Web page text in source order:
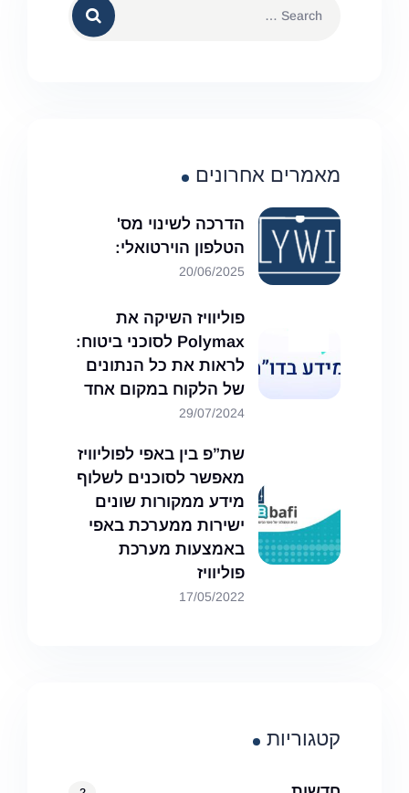
מאמרים אחרונים
הדרכה לשינוי מס'
הטלפון הוירטואלי:
20/06/2025
פוליוויז השיקה את
Polymax לסוכני ביטוח:
לראות את כל הנתונים
של הלקוח במקום אחד
29/07/2024
שת”פ בין באפי לפוליוויז
מאפשר לסוכנים לשלוף
מידע ממקורות שונים
ישירות ממערכת באפי
באמצעות מערכת
פוליוויז
17/05/2022
קטגוריות